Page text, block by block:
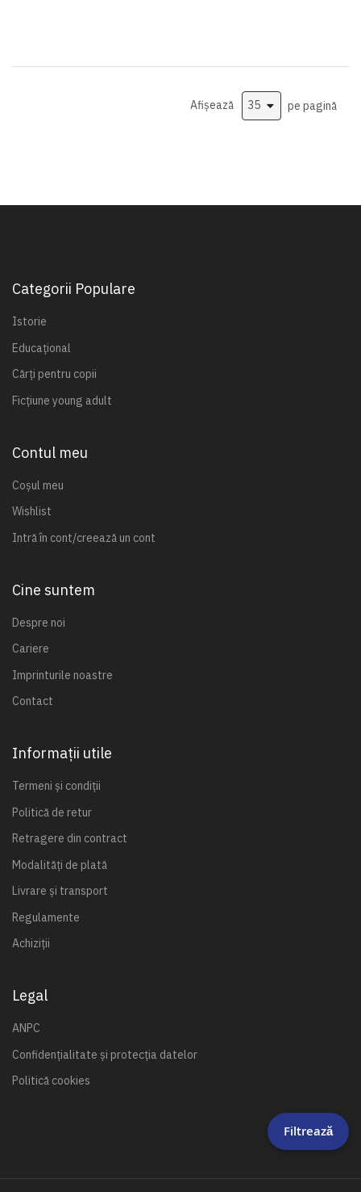
Afișează pe pagină
Categorii Populare
Istorie
Educațional
Cărți pentru copii
Ficțiune young adult
Contul meu
Coșul meu
Wishlist
Intră în cont/creează un cont
Cine suntem
Despre noi
Cariere
Imprinturile noastre
Contact
Informații utile
Termeni și condiții
Politică de retur
Retragere din contract
Modalități de plată
Livrare și transport
Regulamente
Achiziții
Legal
ANPC
Confidențialitate și protecția datelor
Politică cookies
Filtrează